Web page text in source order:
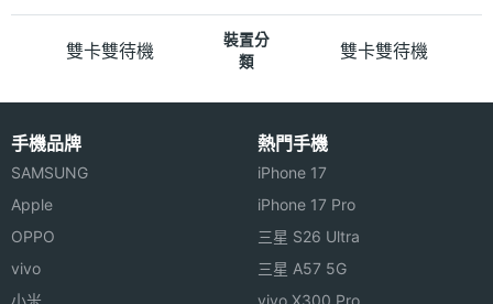
雙卡雙待機
裝置分
類
雙卡雙待機
手機品牌
SAMSUNG
Apple
OPPO
vivo
小米
熱門手機
iPhone 17
iPhone 17 Pro
三星 S26 Ultra
三星 A57 5G
vivo X300 Pro